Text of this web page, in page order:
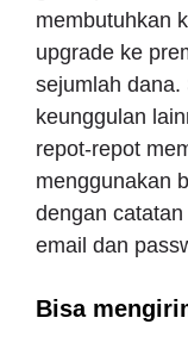
membutuhkan
upgrade ke
sejumlah dana.
keunggulan
repot-repot
menggunakan
dengan
email dan
Bisa